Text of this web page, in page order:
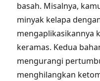
basah. Misalnya,
minyak kelapa
mengaplikasikannya
keramas. Kedua
mengurangi
menghilangkan